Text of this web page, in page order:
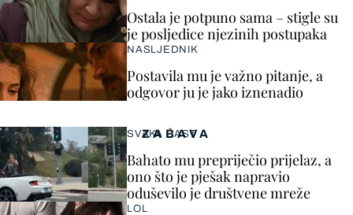
ZABAVA
SVAKA ČAST
Bahato mu prepriječio prijelaz, a
ono što je pješak napravio
oduševilo je društvene mreže
LOL
Ostala je potpuno sama – stigle su
je posljedice njezinih postupaka
NASLJEDNIK
Postavila mu je važno pitanje, a
odgovor ju je jako iznenadio